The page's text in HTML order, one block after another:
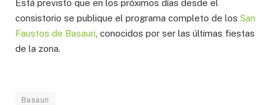
Está previsto que en los próximos días desde el
consistorio se publique el programa completo de los San
Faustos de Basauri , conocidos por ser las últimas fiestas
de la zona.
Basauri